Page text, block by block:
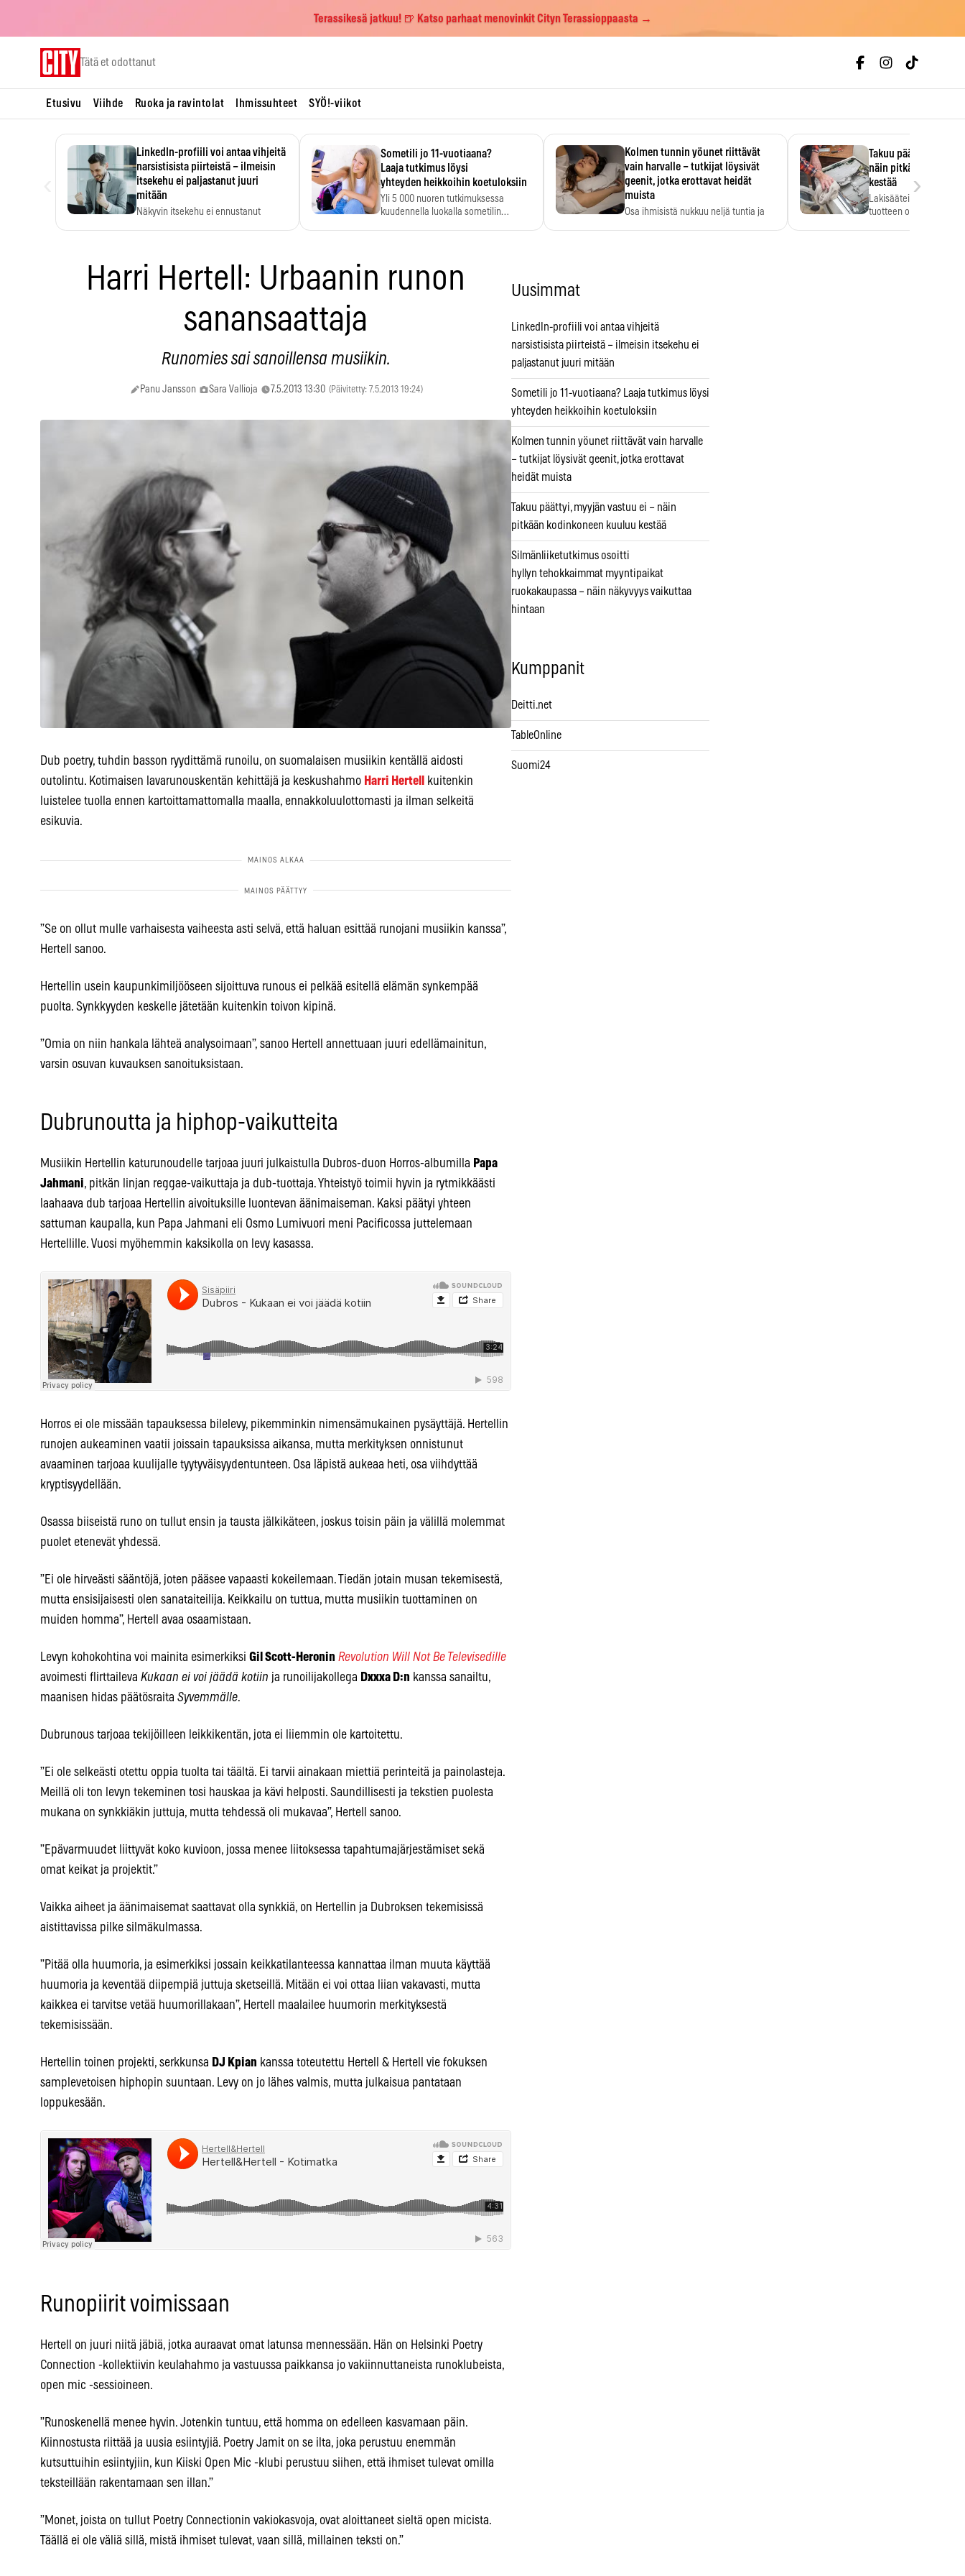
Terassikesä jatkuu! 🍺 Katso parhaat menovinkit Cityn Terassioppaasta →
Tätä et odottanut
Etusivu Viihde Ruoka ja ravintolat Ihmissuhteet SYÖ!-viikot
LinkedIn-profiili voi antaa vihjeitä
narsistisista piirteistä – ilmeisin
itsekehu ei paljastanut juuri
mitään
Näkyvin itsekehu ei ennustanut
Sometili jo 11-vuotiaana?
Laaja tutkimus löysi
yhteyden heikkoihin koetuloksiin
Yli 5 000 nuoren tutkimuksessa
kuudennella luokalla sometilin…
Kolmen tunnin yöunet riittävät
vain harvalle – tutkijat löysivät
geenit, jotka erottavat heidät
muista
Osa ihmisistä nukkuu neljä tuntia ja
Takuu päättyi,
näin pitkään
kestää
Lakisääteinen
tuotteen oletetun
›
Harri Hertell: Urbaanin runon
sanansaattaja
Runomies sai sanoillensa musiikin.
Panu Jansson Sara Vallioja 7.5.2013 13:30 (Päivitetty: 7.5.2013 19:24)
Dub poetry, tuhdin basson ryydittämä runoilu, on suomalaisen musiikin kentällä aidosti
outolintu. Kotimaisen lavarunouskentän kehittäjä ja keskushahmo Harri Hertell
kuitenkin
luistelee tuolla ennen kartoittamattomalla maalla, ennakkoluulottomasti ja ilman selkeitä
esikuvia.
”Se on ollut mulle varhaisesta vaiheesta asti selvä, että haluan esittää runojani musiikin kanssa”,
Hertell sanoo.
Hertellin usein kaupunkimiljööseen sijoittuva runous ei pelkää esitellä elämän synkempää
puolta. Synkkyyden keskelle jätetään kuitenkin toivon kipinä.
”Omia on niin hankala lähteä analysoimaan”, sanoo Hertell annettuaan juuri edellämainitun,
varsin osuvan kuvauksen sanoituksistaan.
Dubrunoutta ja hiphop-vaikutteita
Musiikin Hertellin katurunoudelle tarjoaa juuri julkaistulla Dubros-duon Horros-albumilla Papa
Jahmani, pitkän linjan reggae-vaikuttaja ja dub-tuottaja. Yhteistyö toimii hyvin ja rytmikkäästi
laahaava dub tarjoaa Hertellin aivoituksille luontevan äänimaiseman. Kaksi päätyi yhteen
sattuman kaupalla, kun Papa Jahmani eli Osmo Lumivuori meni Pacificossa juttelemaan
Hertellille. Vuosi myöhemmin kaksikolla on levy kasassa.
Horros ei ole missään tapauksessa bilelevy, pikemminkin nimensämukainen pysäyttäjä. Hertellin
runojen aukeaminen vaatii joissain tapauksissa aikansa, mutta merkityksen onnistunut
avaaminen tarjoaa kuulijalle tyytyväisyydentunteen. Osa läpistä aukeaa heti, osa viihdyttää
kryptisyydellään.
Osassa biiseistä runo on tullut ensin ja tausta jälkikäteen, joskus toisin päin ja välillä molemmat
puolet etenevät yhdessä.
”Ei ole hirveästi sääntöjä, joten pääsee vapaasti kokeilemaan. Tiedän jotain musan tekemisestä,
mutta ensisijaisesti olen sanataiteilija. Keikkailu on tuttua, mutta musiikin tuottaminen on
muiden homma”, Hertell avaa osaamistaan.
Levyn kohokohtina voi mainita esimerkiksi Gil Scott-Heronin Revolution Will Not Be Televisedille
avoimesti flirttaileva Kukaan ei voi jäädä kotiin ja runoilijakollega Dxxxa D:n kanssa sanailtu,
maanisen hidas päätösraita Syvemmälle.
Dubrunous tarjoaa tekijöilleen leikkikentän, jota ei liiemmin ole kartoitettu.
”Ei ole selkeästi otettu oppia tuolta tai täältä. Ei tarvii ainakaan miettiä perinteitä ja painolasteja.
Meillä oli ton levyn tekeminen tosi hauskaa ja kävi helposti. Saundillisesti ja tekstien puolesta
mukana on synkkiäkin juttuja, mutta tehdessä oli mukavaa”, Hertell sanoo.
”Epävarmuudet liittyvät koko kuvioon, jossa menee liitoksessa tapahtumajärjestämiset sekä
omat keikat ja projektit.”
Vaikka aiheet ja äänimaisemat saattavat olla synkkiä, on Hertellin ja Dubroksen tekemisissä
aistittavissa pilke silmäkulmassa.
”Pitää olla huumoria, ja esimerkiksi jossain keikkatilanteessa kannattaa ilman muuta käyttää
huumoria ja keventää diipempiä juttuja sketseillä. Mitään ei voi ottaa liian vakavasti, mutta
kaikkea ei tarvitse vetää huumorillakaan”, Hertell maalailee huumorin merkityksestä
tekemisissään.
Hertellin toinen projekti, serkkunsa DJ Kpian kanssa toteutettu Hertell & Hertell vie fokuksen
samplevetoisen hiphopin suuntaan. Levy on jo lähes valmis, mutta julkaisua pantataan
loppukesään.
Runopiirit voimissaan
Hertell on juuri niitä jäbiä, jotka auraavat omat latunsa mennessään. Hän on Helsinki Poetry
Connection -kollektiivin keulahahmo ja vastuussa paikkansa jo vakiinnuttaneista runoklubeista,
open mic -sessioineen.
”Runoskenellä menee hyvin. Jotenkin tuntuu, että homma on edelleen kasvamaan päin.
Kiinnostusta riittää ja uusia esiintyjiä. Poetry Jamit on se ilta, joka perustuu enemmän
kutsuttuihin esiintyjiin, kun Kiiski Open Mic -klubi perustuu siihen, että ihmiset tulevat omilla
teksteillään rakentamaan sen illan.”
”Monet, joista on tullut Poetry Connectionin vakiokasvoja, ovat aloittaneet sieltä open micista.
Täällä ei ole väliä sillä, mistä ihmiset tulevat, vaan sillä, millainen teksti on.”
Uusimmat
LinkedIn-profiili voi antaa vihjeitä
narsistisista piirteistä – ilmeisin itsekehu ei
paljastanut juuri mitään
Sometili jo 11-vuotiaana? Laaja tutkimus löysi
yhteyden heikkoihin koetuloksiin
Kolmen tunnin yöunet riittävät vain harvalle
– tutkijat löysivät geenit, jotka erottavat
heidät muista
Takuu päättyi, myyjän vastuu ei – näin
pitkään kodinkoneen kuuluu kestää
Silmänliiketutkimus osoitti
hyllyn tehokkaimmat myyntipaikat
ruokakaupassa – näin näkyvyys vaikuttaa
hintaan
Kumppanit
Deitti.net
TableOnline
Suomi24